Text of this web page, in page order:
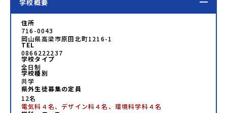
学校概要
住所
716-0043
岡山県高梁市原田北町1216-1
TEL
0866222237
学校タイプ
全日制
学校種別
共学
県外生徒募集の定員
12名
電気科４名、デザイン科４名、環境科学科４名